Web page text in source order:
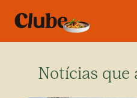
Notícias que